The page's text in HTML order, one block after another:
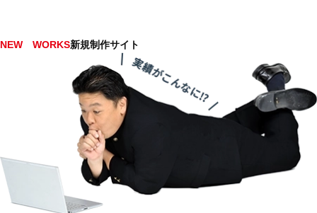
NEW WORKS新規制作サイト